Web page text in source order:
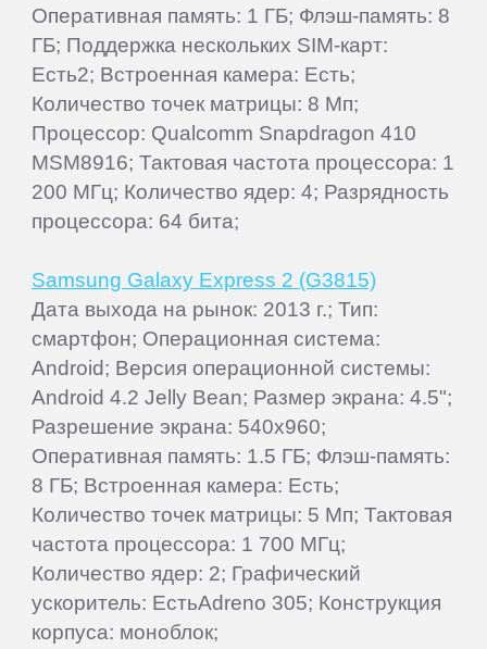
Оперативная память: 1 ГБ; Флэш-память: 8
ГБ; Поддержка нескольких SIM-карт:
Есть2; Встроенная камера: Есть;
Количество точек матрицы: 8 Мп;
Процессор: Qualcomm Snapdragon 410
MSM8916; Тактовая частота процессора: 1
200 МГц; Количество ядер: 4; Разрядность
процессора: 64 бита;
Samsung Galaxy Express 2 (G3815)
Дата выхода на рынок: 2013 г.; Тип:
смартфон; Операционная система:
Android; Версия операционной системы:
Android 4.2 Jelly Bean; Размер экрана: 4.5";
Разрешение экрана: 540x960;
Оперативная память: 1.5 ГБ; Флэш-память:
8 ГБ; Встроенная камера: Есть;
Количество точек матрицы: 5 Мп; Тактовая
частота процессора: 1 700 МГц;
Количество ядер: 2; Графический
ускоритель: ЕстьAdreno 305; Конструкция
корпуса: моноблок;